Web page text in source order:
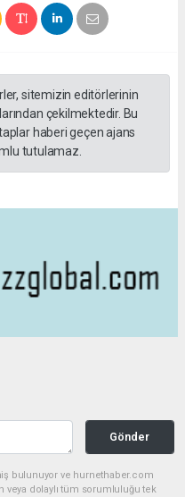
sitemizin editörlerinin
çekilmektedir. Bu
haberi geçen ajans
tutulamaz.
Gönder
bulunuyor ve hurnethaber.com
veya dolaylı tüm sorumluluğu tek